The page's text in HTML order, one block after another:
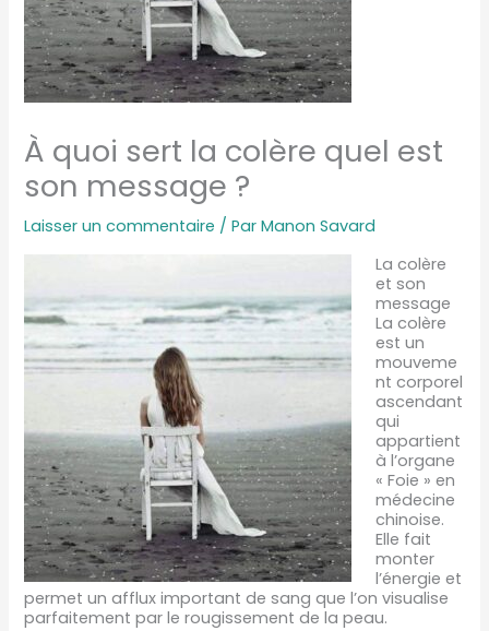
À quoi sert la colère quel est
son message ?
Laisser un commentaire / ParManon Savard
La colère
et son
message
La colère
est un
mouveme
nt corporel
ascendant
qui
appartient
à l’organe
« Foie » en
médecine
chinoise.
Elle fait
monter
l’énergie et
permet un afflux important de sang que l’on visualise
parfaitement par le rougissement de la peau.